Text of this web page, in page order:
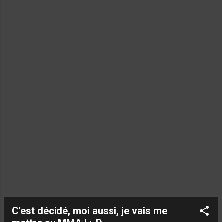
C'est décidé, moi aussi, je vais me